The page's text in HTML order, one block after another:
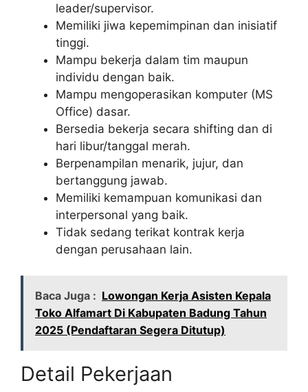
leader/supervisor.
Memiliki jiwa kepemimpinan dan inisiatif
tinggi.
Mampu bekerja dalam tim maupun
individu dengan baik.
Mampu mengoperasikan komputer (MS
Office) dasar.
Bersedia bekerja secara shifting dan di
hari libur/tanggal merah.
Berpenampilan menarik, jujur, dan
bertanggung jawab.
Memiliki kemampuan komunikasi dan
interpersonal yang baik.
Tidak sedang terikat kontrak kerja
dengan perusahaan lain.
Baca Juga : Lowongan Kerja Asisten Kepala
Toko Alfamart Di Kabupaten Badung Tahun
2025 (Pendaftaran Segera Ditutup)
Detail Pekerjaan